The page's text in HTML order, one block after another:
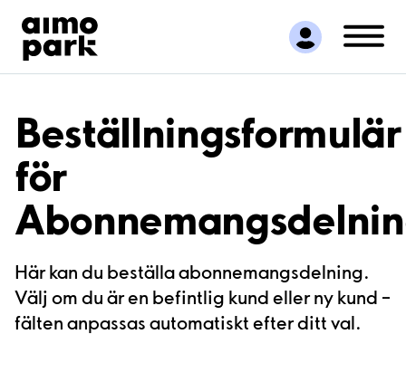
Hitta parkering
Samarbete
Kundservice
Beställningsformulär
för
Här kan du beställa abonnemangsdelning.
Välj om du är en befintlig kund eller ny kund –
fälten anpassas automatiskt efter ditt val.